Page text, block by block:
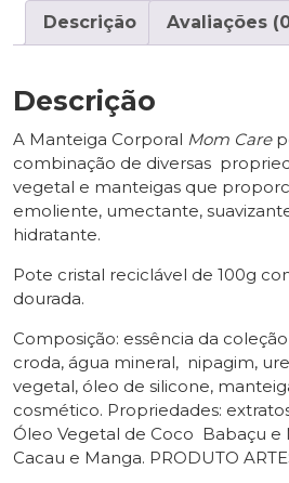
Descrição Avaliações
Descrição
A Manteiga Corporal Mom Care
combinação de diversas
vegetal e manteigas que
emoliente, umectante,
hidratante.
Pote cristal reciclável de 100g
dourada.
Composição: essência da coleção
croda, água mineral, nipagim,
vegetal, óleo de silicone,
cosmético. Propriedades:
Óleo Vegetal de Coco Babaçu e
Cacau e Manga. PRODUTO